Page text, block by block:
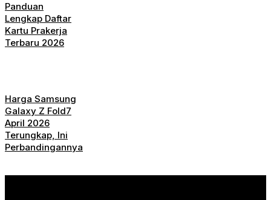
Panduan
Lengkap Daftar
Kartu Prakerja
Terbaru 2026
Harga Samsung
Galaxy Z Fold7
April 2026
Terungkap, Ini
Perbandingannya